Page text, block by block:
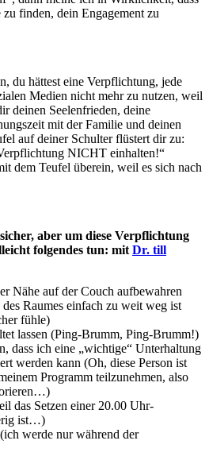
finden, dein Engagement zu
du hättest eine Verpflichtung, jede
Medien nicht mehr zu nutzen, weil
deinen Seelenfrieden, deine
mit der Familie und deinen
auf deiner Schulter flüstert dir zu:
NICHT einhalten!“
dem Teufel überein, weil es sich nach
aber um diese Verpflichtung
folgendes tun: mit Dr. till
Nähe auf der Couch aufbewahren
Raumes einfach zu weit weg ist
fühle)
lassen (Ping-Brumm, Ping-Brumm!)
dass ich eine „wichtige“ Unterhaltung
werden kann (Oh, diese Person ist
Programm teilzunehmen, also
das Setzen einer 20.00 Uhr-
ist…)
werde nur während der